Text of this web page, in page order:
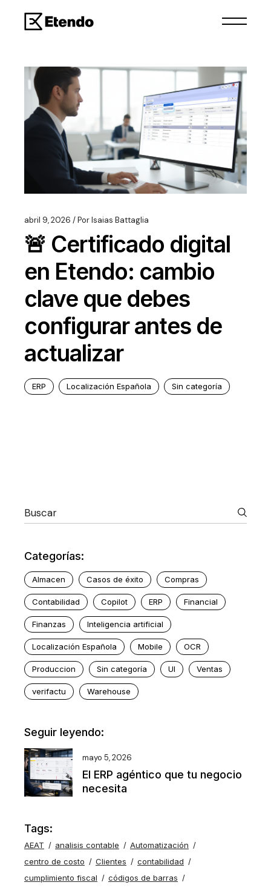
abril 9, 2026 PorIsaias Battaglia
🚨 Certificado digital
en Etendo: cambio
clave que debes
configurar antes de
actualizar
ERP Localización Española Sin categoría
Categorías:
Almacen Casos de éxito Compras
Contabilidad Copilot ERP Financial
Finanzas Inteligencia artificial
Localización Española Mobile OCR
Produccion Sin categoría UI Ventas
verifactu Warehouse
Seguir leyendo:
mayo 5, 2026
El ERP agéntico que tu negocio
necesita
Tags:
AEAT analisis contable
Automatización
centro de costo
Clientes
contabilidad
cumplimiento fiscal
códigos de barras